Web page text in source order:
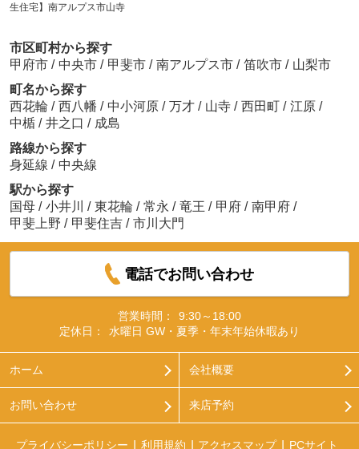
生住宅】南アルプス市山寺
市区町村から探す
甲府市 / 中央市 / 甲斐市 / 南アルプス市 / 笛吹市 / 山梨市
町名から探す
西花輪 / 西八幡 / 中小河原 / 万才 / 山寺 / 西田町 / 江原 /
中楯 / 井之口 / 成島
路線から探す
身延線 / 中央線
駅から探す
国母 / 小井川 / 東花輪 / 常永 / 竜王 / 甲府 / 南甲府 /
甲斐上野 / 甲斐住吉 / 市川大門
電話でお問い合わせ
営業時間：
9:30～18:00
定休日：
水曜日 GW・夏季・年末年始休暇あり
ホーム 会社概要
お問い合わせ 来店予約
プライバシーポリシー 利用規約 アクセスマップ PCサイト